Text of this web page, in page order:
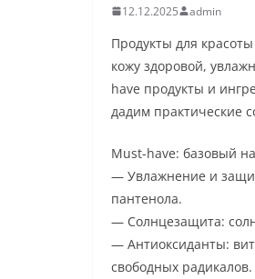
12.12.2025 admin
Продукты для
кожу здоровой,
have продукты и
дадим практические
Must-have: базовый
— Увлажнение и
пантенола.
— Солнцезащита:
— Антиоксиданты:
свободных радикалов.